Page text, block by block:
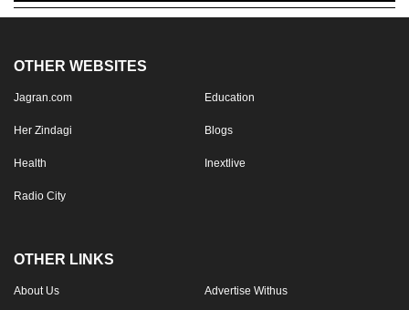
OTHER WEBSITES
Jagran.com Education
Her Zindagi Blogs
Health Inextlive
Radio City
OTHER LINKS
About Us Advertise Withus